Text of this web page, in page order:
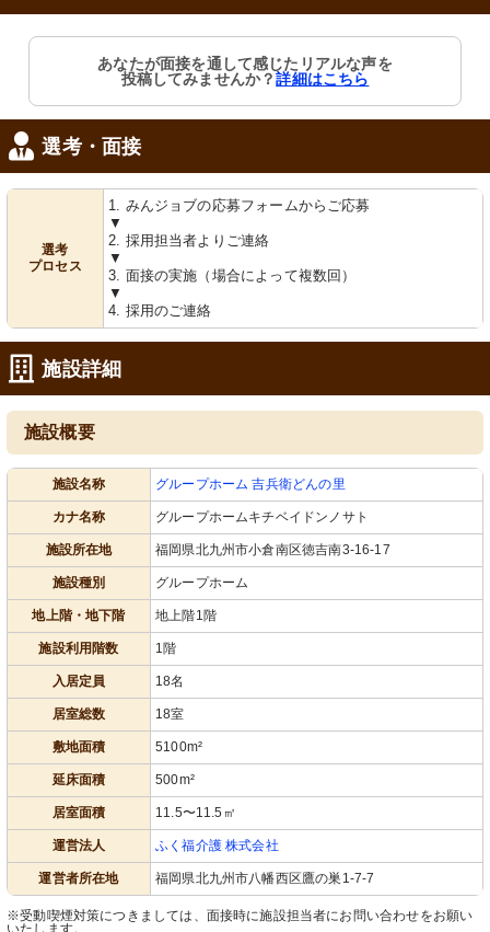
明るい日差しが差し込む、広々とした
居室でゆったり過ごせます。
共有ルーム
落ち着いた雰囲気の食堂で、木の温も
りを感じながら食事が楽しめます。
温かみのある木目が心地よい空間で
す。共有のリビングで憩いの時間を過
ごせます。
めながら一息つける角部屋です。
あなたが面接を通して感じたリアルな声を
投稿してみませんか？詳細はこちら
選考・面接
選考
プロセス
1. みんジョブの応募フォームからご応募
▼
2. 採用担当者よりご連絡
▼
3. 面接の実施（場合によって複数回）
▼
4. 採用のご連絡
施設詳細
施設概要
施設名称 グループホーム 吉兵衛どんの里
カナ名称 グループホームキチベイドンノサト
施設所在地 福岡県北九州市小倉南区徳吉南3-16-17
施設種別 グループホーム
地上階・地下階 地上階1階
施設利用階数 1階
入居定員 18名
居室総数 18室
敷地面積 5100m²
延床面積 500m²
居室面積 11.5〜11.5㎡
運営法人 ふく福介護 株式会社
運営者所在地 福岡県北九州市八幡西区鷹の巣1-7-7
※受動喫煙対策につきましては、面接時に施設担当者にお問い合わせをお願い
いたします。